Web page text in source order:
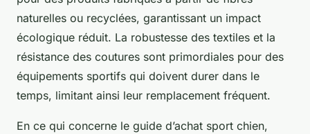
naturelles ou recyclées, garantissant un impact
écologique réduit. La robustesse des textiles et la
résistance des coutures sont primordiales pour des
équipements sportifs qui doivent durer dans le
temps, limitant ainsi leur remplacement fréquent.
En ce qui concerne le guide d’achat sport chien,